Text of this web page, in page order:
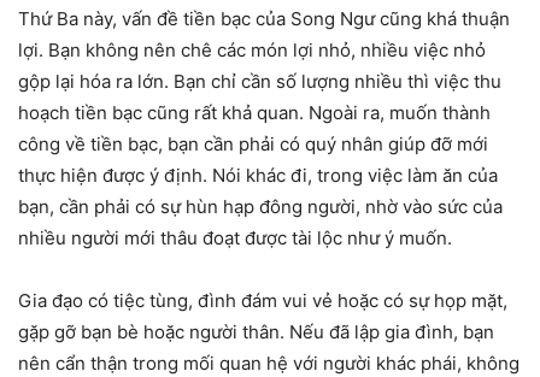
Thứ Ba này, vấn đề tiền bạc của Song Ngư cũng khá thuận
lợi. Bạn không nên chê các món lợi nhỏ, nhiều việc nhỏ
gộp lại hóa ra lớn. Bạn chỉ cần số lượng nhiều thì việc thu
hoạch tiền bạc cũng rất khả quan. Ngoài ra, muốn thành
công về tiền bạc, bạn cần phải có quý nhân giúp đỡ mới
thực hiện được ý định. Nói khác đi, trong việc làm ăn của
bạn, cần phải có sự hùn hạp đông người, nhờ vào sức của
nhiều người mới thâu đoạt được tài lộc như ý muốn.
Gia đạo có tiệc tùng, đình đám vui vẻ hoặc có sự họp mặt,
gặp gỡ bạn bè hoặc người thân. Nếu đã lập gia đình, bạn
nên cẩn thận trong mối quan hệ với người khác phái, không